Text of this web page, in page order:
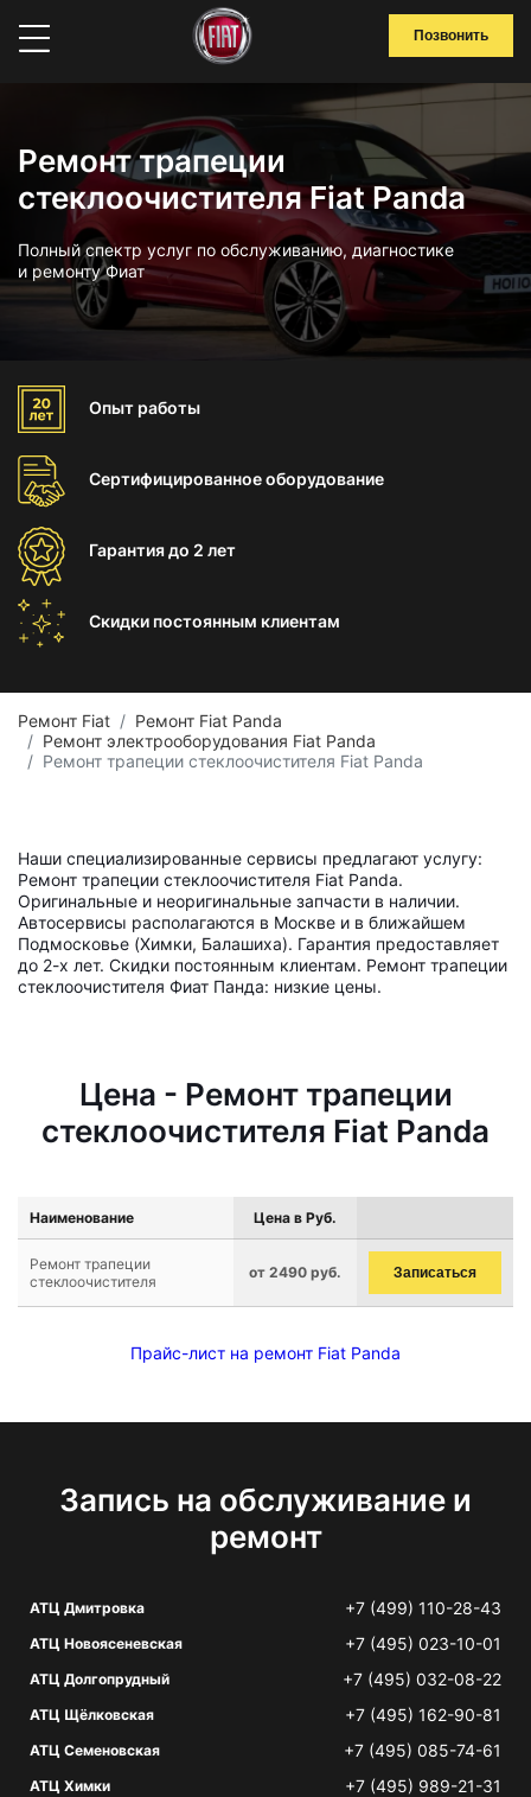
Позвонить
Ремонт трапеции
стеклоочистителя Fiat Panda
Полный спектр услуг по обслуживанию, диагностике
и ремонту Фиат
Опыт работы
Сертифицированноеоборудование
Гарантиядо 2 лет
Скидки постоянным клиентам
Ремонт Fiat
Ремонт Fiat Panda
Ремонт электрооборудования Fiat Panda
Ремонт трапеции стеклоочистителя Fiat Panda
Наши специализированные сервисы предлагают услугу:
Ремонт трапеции стеклоочистителя Fiat Panda.
Оригинальные и неоригинальные запчасти в наличии.
Автосервисы располагаются в Москве и в ближайшем
Подмосковье (Химки, Балашиха). Гарантия предоставляет
до 2-х лет. Скидки постоянным клиентам. Ремонт трапеции
стеклоочистителя Фиат Панда: низкие цены.
Цена - Ремонт трапеции
стеклоочистителя Fiat Panda
Наименование Цена в Руб.
Ремонт трапеции
стеклоочистителя
от 2490 руб. Записаться
Прайс-лист на ремонт Fiat Panda
Запись на обслуживание и
ремонт
АТЦ Дмитровка +7 (499) 110-28-43
АТЦ Новоясеневская +7 (495) 023-10-01
АТЦ Долгопрудный +7 (495) 032-08-22
АТЦ Щёлковская +7 (495) 162-90-81
АТЦ Семеновская +7 (495) 085-74-61
АТЦ Химки +7 (495) 989-21-31